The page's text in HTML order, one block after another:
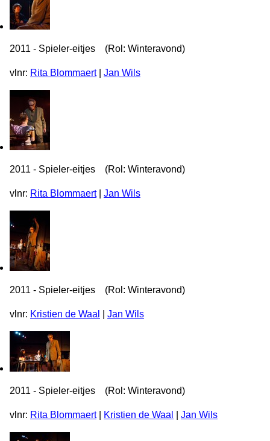
2011 - Spieler-eitjes (Rol: Winteravond)
vlnr: Rita Blommaert| Jan Wils
2011 - Spieler-eitjes (Rol: Winteravond)
vlnr: Rita Blommaert| Jan Wils
2011 - Spieler-eitjes (Rol: Winteravond)
vlnr: Kristien de Waal Jan Wils
2011 - Spieler-eitjes (Rol: Winteravond)
vlnr: Rita Blommaert| Kristien de Waal Jan Wils